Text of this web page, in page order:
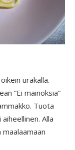
urakalla.
”Ei mainoksia”
Tuota
Alla